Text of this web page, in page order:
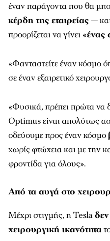
έναν παράγοντα που θα
κέρδη της εταιρείας—
προορίζεται να γίνει «ένας
«Φανταστείτε έναν κόσμο
σε έναν εξαιρετικό
«Φυσικά, πρέπει πρώτα να
Optimus είναι απολύτως
οδεύουμε προς έναν κόσμο
χωρίς φτώχεια και με την
φροντίδα για όλους».
Από τα αυγά στο
Μέχρι στιγμής, η Tesla δεν
χειρουργική ικανότητα